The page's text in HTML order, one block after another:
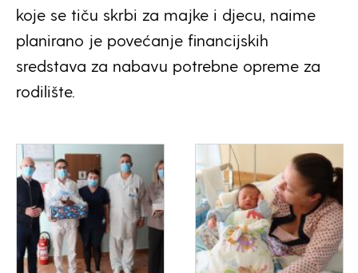
koje se tiču skrbi za majke i djecu, naime
planirano je povećanje financijskih
sredstava za nabavu potrebne opreme za
rodilište.